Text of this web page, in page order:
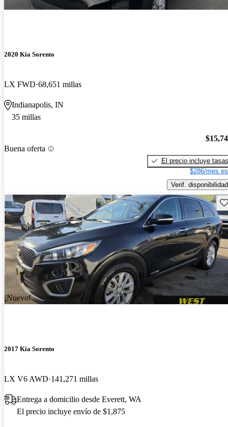
2020 Kia Sorento
LX FWD 68,651 millas
Indianapolis, IN
35 millas
Buena oferta
El precio incluye tasas
$286/mes
Verif. disponibilidad
¡Nuevo!
2017 Kia Sorento
LX V6 AWD 141,271 millas
Entrega a domicilio desde Everett, WA
El precio incluye envío de $1,875